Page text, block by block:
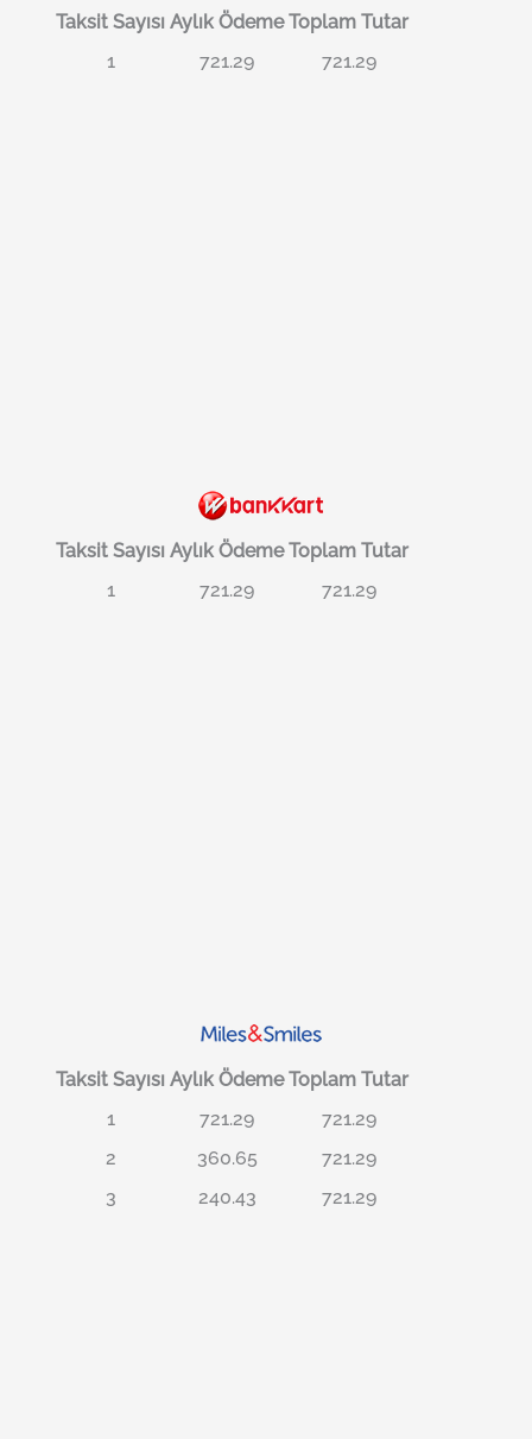
Taksit Sayısı Aylık Ödeme Toplam Tutar
1
721.29 721.29
Taksit Sayısı Aylık Ödeme Toplam Tutar
1
721.29 721.29
Taksit Sayısı Aylık Ödeme Toplam Tutar
1
721.29
721.29
2
360.65
721.29
3
240.43 721.29